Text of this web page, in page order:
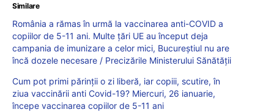
Similare
România a rămas în urmă la vaccinarea anti-COVID a
copiilor de 5-11 ani. Multe țări UE au început deja
campania de imunizare a celor mici, Bucureștiul nu are
încă dozele necesare / Precizările Ministerului Sănătății
Cum pot primi părinții o zi liberă, iar copiii, scutire, în
ziua vaccinării anti Covid-19? Miercuri, 26 ianuarie,
începe vaccinarea copiilor de 5-11 ani